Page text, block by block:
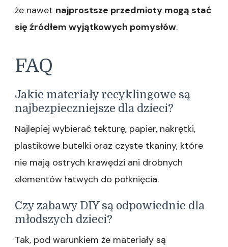
że nawet najprostsze przedmioty mogą stać
się źródłem wyjątkowych pomysłów.
FAQ
Jakie materiały recyklingowe są
najbezpieczniejsze dla dzieci?
Najlepiej wybierać tekturę, papier, nakrętki,
plastikowe butelki oraz czyste tkaniny, które
nie mają ostrych krawędzi ani drobnych
elementów łatwych do połknięcia.
Czy zabawy DIY są odpowiednie dla
młodszych dzieci?
Tak, pod warunkiem że materiały są